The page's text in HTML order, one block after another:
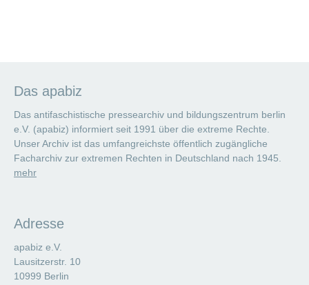
Das apabiz
Das antifaschistische pressearchiv und bildungszentrum berlin
e.V. (apabiz) informiert seit 1991 über die extreme Rechte.
Unser Archiv ist das umfangreichste öffentlich zugängliche
Facharchiv zur extremen Rechten in Deutschland nach 1945.
mehr
Adresse
apabiz e.V.
Lausitzerstr. 10
10999 Berlin